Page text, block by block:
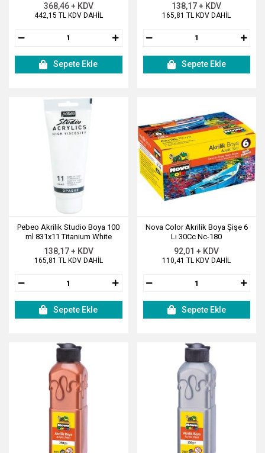
368,46 + KDV
442,15 TL KDV DAHİL
Sepete Ekle
138,17 + KDV
165,81 TL KDV DAHİL
Sepete Ekle
Pebeo Akrilik Studio Boya 100
ml 831x11 Titanium White
138,17 + KDV
165,81 TL KDV DAHİL
Sepete Ekle
Nova Color Akrilik Boya Şişe 6
Lı 30Cc Nc-180
92,01 + KDV
110,41 TL KDV DAHİL
Sepete Ekle